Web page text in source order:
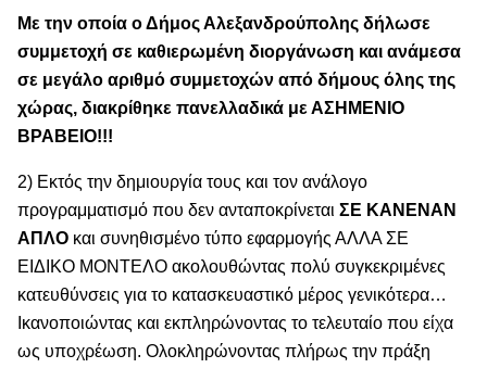
Με την οποία ο Δήμος Αλεξανδρούπολης δήλωσε
συμμετοχή σε καθιερωμένη διοργάνωση και ανάμεσα
σε μεγάλο αριθμό συμμετοχών από δήμους όλης της
χώρας, διακρίθηκε πανελλαδικά με ΑΣΗΜΕΝΙΟ
ΒΡΑΒΕΙΟ!!!
2) Εκτός την δημιουργία τους και τον ανάλογο
προγραμματισμό που δεν ανταποκρίνεται ΣΕ ΚΑΝΕΝΑΝ
ΑΠΛΟ και συνηθισμένο τύπο εφαρμογής ΑΛΛΑ ΣΕ
ΕΙΔΙΚΟ ΜΟΝΤΕΛΟ ακολουθώντας πολύ συγκεκριμένες
κατευθύνσεις για το κατασκευαστικό μέρος γενικότερα…
Ικανοποιώντας και εκπληρώνοντας το τελευταίο που είχα
ως υποχρέωση. Ολοκληρώνοντας πλήρως την πράξη